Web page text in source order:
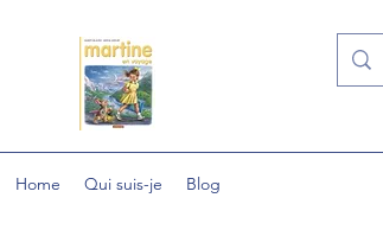
Home Qui suis-je Blog